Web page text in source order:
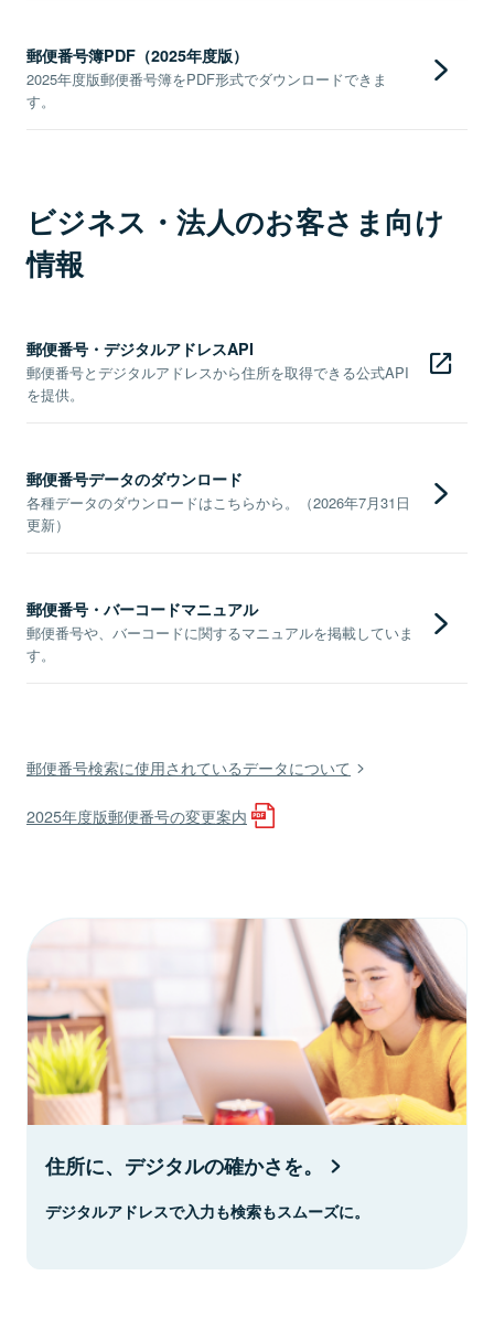
郵便番号簿PDF（2025年度版）
2025年度版郵便番号簿をPDF形式でダウンロードできま
す。
ビジネス・法人のお客さま向け
情報
郵便番号・デジタルアドレスAPI
郵便番号とデジタルアドレスから住所を取得できる公式API
を提供。
郵便番号データのダウンロード
各種データのダウンロードはこちらから。（2026年7月31日
更新）
郵便番号・バーコードマニュアル
郵便番号や、バーコードに関するマニュアルを掲載していま
す。
郵便番号検索に使用されているデータについて
2025年度版郵便番号の変更案内
住所に、デジタルの確かさを。
デジタルアドレスで入力も検索もスムーズに。